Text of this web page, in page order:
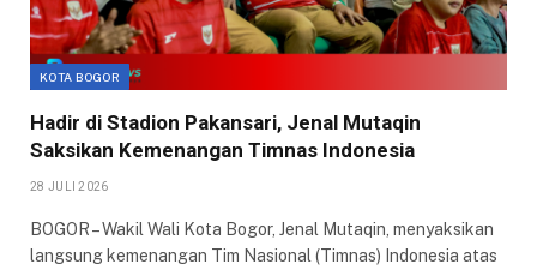
KOTA BOGOR
Hadir di Stadion Pakansari, Jenal Mutaqin
Saksikan Kemenangan Timnas Indonesia
28 JULI 2026
BOGOR – Wakil Wali Kota Bogor, Jenal Mutaqin, menyaksikan
langsung kemenangan Tim Nasional (Timnas) Indonesia atas